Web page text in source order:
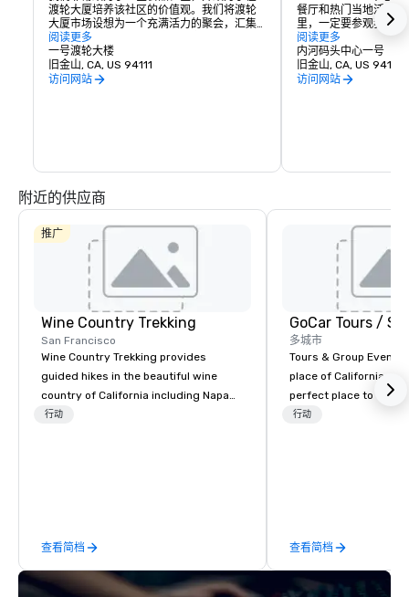
渡轮大厦培养该社区的价值观。我们将渡轮
大厦市场设想为一个充满活力的聚会，汇集
了当地农民、工匠生产商、独立拥有和经营
的食品企业及其所服务的客户。我们正在创
建一个由志同道合的人组成的社区，该社区
将：
为推广北加州世界一流的食品和葡萄酒产区
提供中心位置，并认识到葡萄酒与我们丰富
的地区美食的联系。
的区域联系，并支持振兴旧金山海滨。
作为庆祝当地文化和美食的社区聚会场所。
阅读更多
一号渡轮大楼
旧金山, CA, US 94111
访问网站
餐厅和热门当地活动
里，一定要参观我们
电影院和许多其他现
性塔楼中，您还可以
服务提供商，为您提
心地带，有这么多东
阅读更多
内河码头中心一号
旧金山, CA, US 94111
访问网站
附近的供应商
推广
Wine Country Trekking
San Francisco
Wine Country Trekking provides
guided hikes in the beautiful wine
country of California including Napa
and Sonoma Valleys. These
day hikes we provide luxury self-
guided inn-to-in walking vacations
from the gateway City of San
行动
查看简档
多城市
Tours & Group Events
place of California.
perfect place to visit
mix fun with history
greatly enhanced by
scoreboard, photo,
3D navigation,
行动
查看简档